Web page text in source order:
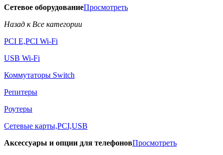
Сетевое оборудованиеПросмотреть
Назад к Все категории
PCI E,PCI Wi-Fi
USB Wi-Fi
Коммутаторы Switch
Репитеры
Роутеры
Сетевые карты,PCI,USB
Аксессуары и опции для телефоновПросмотреть